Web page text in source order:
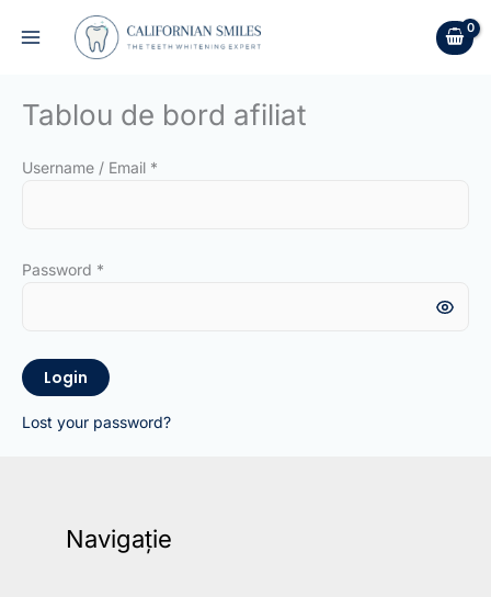
Tablou de bord afiliat
Username / Email *
Password *
Login
Lost your password?
Navigație